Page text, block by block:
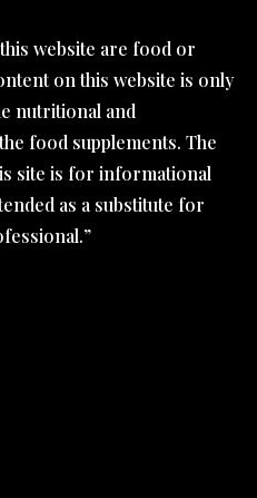
website are food or
on this website is only
nutritional and
food supplements. The
site is for informational
as a substitute for